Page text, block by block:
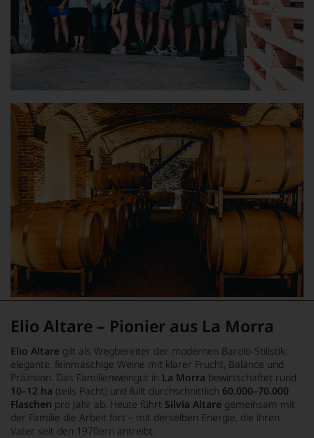
Elio Altare – Pionier aus La Morra
Elio Altare gilt als Wegbereiter der modernen Barolo-Stilistik:
elegante, feinmaschige Weine mit klarer Frucht, Balance und
Präzision. Das Familienweingut in La Morra bewirtschaftet rund
10–12 ha (teils Pacht) und füllt durchschnittlich 60.000–70.000
Flaschen pro Jahr ab. Heute führt Silvia Altare gemeinsam mit
der Familie die Arbeit fort – mit derselben Energie, die ihren
Vater seit den 1970ern antreibt.